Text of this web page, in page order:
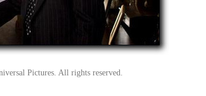
Pictures. All rights reserved.